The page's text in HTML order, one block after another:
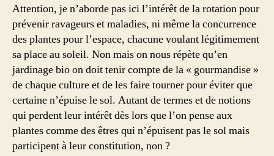
Attention, je n’aborde pas ici l’intérêt de la rotation pour
prévenir ravageurs et maladies, ni même la concurrence
des plantes pour l’espace, chacune voulant légitimement
sa place au soleil. Non mais on nous répète qu’en
jardinage bio on doit tenir compte de la « gourmandise »
de chaque culture et de les faire tourner pour éviter que
certaine n’épuise le sol. Autant de termes et de notions
qui perdent leur intérêt dès lors que l’on pense aux
plantes comme des êtres qui n’épuisent pas le sol mais
participent à leur constitution, non ?